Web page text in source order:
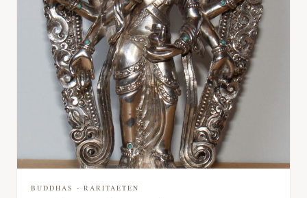
BUDDHAS - RARITAETEN